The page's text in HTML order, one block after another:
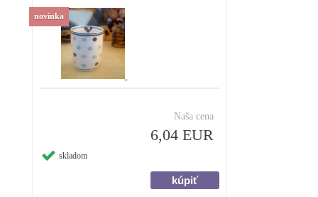
Naša cena
6,04 EUR
skladom
novinka